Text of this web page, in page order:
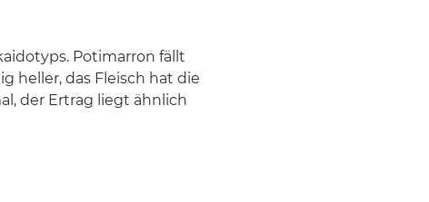
Potimarron fällt
heller, das Fleisch hat die
der Ertrag liegt ähnlich